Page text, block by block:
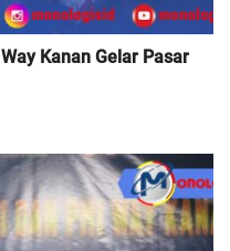
Kanan Gelar Pasar